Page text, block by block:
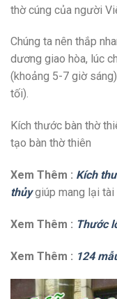
thờ cúng của người
Chúng ta nên thắp
dương giao hòa, lúc
(khoảng 5-7 giờ
tối).
Kích thước bàn thờ
tạo bàn thờ thiên
Xem Thêm : Kích
thủygiúp mang lại tài
Xem Thêm : Thước
Xem Thêm : 124